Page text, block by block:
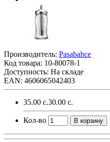
Производитель: Pasabahce
Код товара: 10-80078-1
Доступность: На складе
EAN: 4606065042403
35.00 с.30.00 с.
Кол-во В корзину